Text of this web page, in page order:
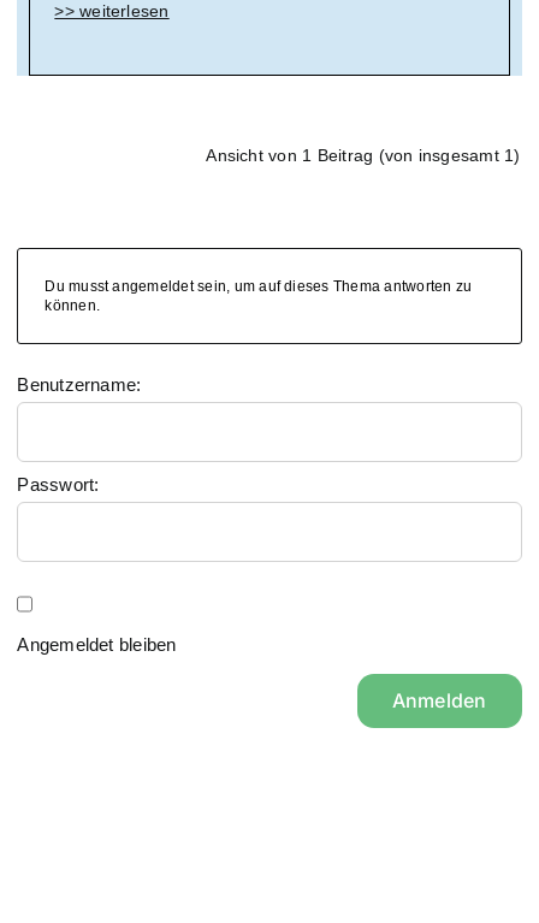
>> weiterlesen
Ansicht von 1 Beitrag (von insgesamt 1)
Du musst angemeldet sein, um auf dieses Thema antworten zu
können.
Benutzername:
Passwort:
Angemeldet bleiben
Anmelden